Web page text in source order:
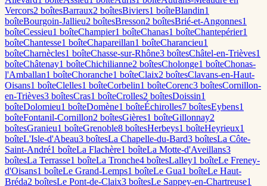
Vercors2 boîtesBarraux2 boîtesBiviers1 boîteBlandin1
boîteBourgoin-Jallieu2 boîtesBresson2 boîtesBrié-et-Angonnes1
boîteCessieu1 boîteChampier1 boîteChanas1 boîteChantepérier1
boîteChantesse1 boîteChapareillan1 boîteCharancieu1
boîteCharnècles1 boîteChasse-sur-Rhône3 boîtesChâtel-en-Trièves1
boîteChâtenay1 boîteChichilianne2 boîtesCholonge1 boîteChonas-
l'Amballan1 boîteChoranche1 boîteClaix2 boîtesClavans-en-Haut-
Oisans1 boîteClelles1 boîteCorbelin1 boîteCorenc3 boîtesCornillon-
en-Trièves3 boîtesCras1 boîteCrolles2 boîtesDoissin1
boîteDolomieu1 boîteDomène1 boîteÉchirolles7 boîtesEybens1
boîteFontanil-Cornillon2 boîtesGières1 boîteGillonnay2
boîtesGranieu1 boîteGrenoble8 boîtesHerbeys1 boîteHeyrieux1
boîteL'Isle-d'Abeau3 boîtesLa Chapelle-du-Bard3 boîtesLa Côte-
Saint-André1 boîteLa Flachère1 boîteLa Motte-d'Aveillans3
boîtesLa Terrasse1 boîteLa Tronche4 boîtesLalley1 boîteLe Freney-
d'Oisans1 boîteLe Grand-Lemps1 boîteLe Gua1 boîteLe Haut-
Bréda2 boîtesLe Pont-de-Claix3 boîtesLe Sappey-en-Chartreuse1